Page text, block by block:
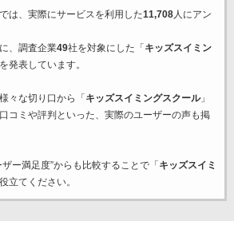
は、実際にサービスを利用した11,708人にアン
、調査企業49社を対象にした「 キッズスイミン
発表しています。
々な切り口から「 キッズスイミングスクール」
コミや評判といった、実際のユーザーの声も掲
ー満足度”からも比較することで「 キッズスイミ
立てください。